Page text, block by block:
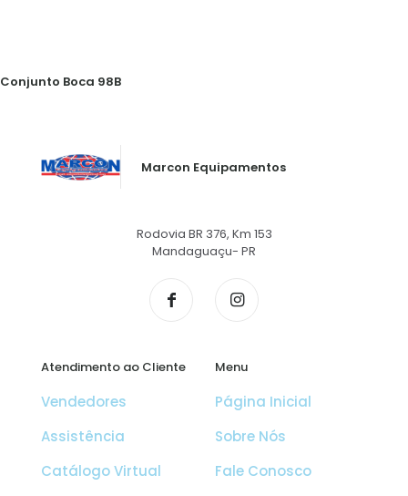
Conjunto Boca 98B
Marcon Equipamentos
Rodovia BR 376, Km 153
Mandaguaçu- PR
Atendimento ao Cliente
Vendedores
Assistência
Catálogo Virtual
Menu
Página Inicial
Sobre Nós
Fale Conosco